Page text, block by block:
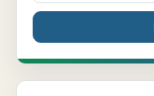
Butiksmedarbejder under